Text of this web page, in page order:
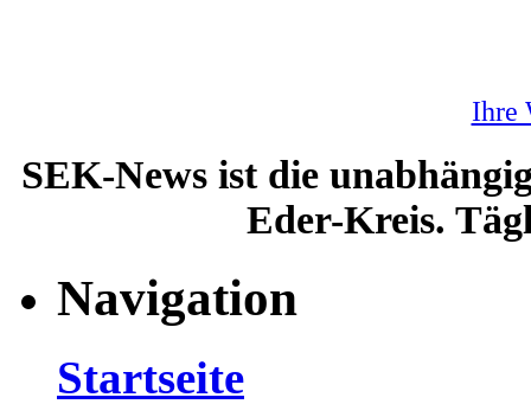
Ihre
SEK-News ist die
Eder-Kreis.
Navigation
Startseite